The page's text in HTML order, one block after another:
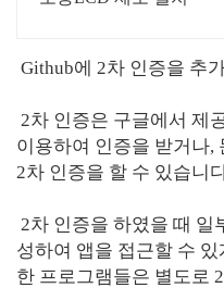
Github에 2차 인증을 추
2차 인증은 구글에서 제
이용하여 인증을 받거나,
2차 인증을 할 수 있습니
2차 인증을 하였을 때 일
성하여 앱을 접근할 수
한 프로그램들은 별도로